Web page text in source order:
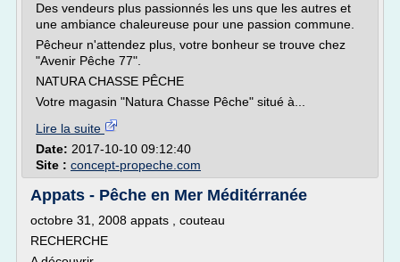
Des vendeurs plus passionnés les uns que les autres et
une ambiance chaleureuse pour une passion commune.
Pêcheur n'attendez plus, votre bonheur se trouve chez
"Avenir Pêche 77".
NATURA CHASSE PÊCHE
Votre magasin "Natura Chasse Pêche" situé à...
Lire la suite
Date: 2017-10-10 09:12:40
Site : concept-propeche.com
Appats - Pêche en Mer Méditérranée
octobre 31, 2008 appats , couteau
RECHERCHE